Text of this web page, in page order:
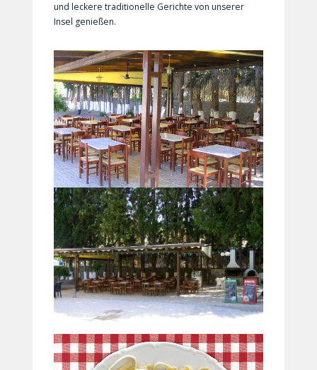
und leckere traditionelle Gerichte von unserer
Insel genießen.